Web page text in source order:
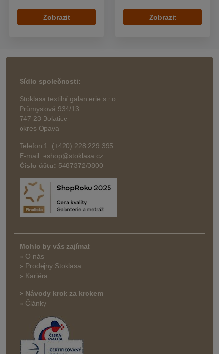
Zobrazit Zobrazit
Sídlo společnosti:
Stoklasa textilní galanterie s.r.o.
Průmyslová 934/13
747 23 Bolatice
okres Opava
Telefon 1: (+420) 228 229 395
E-mail: eshop@stoklasa.cz
Číslo účtu: 5487372/0800
Mohlo by vás zajímat
» O nás
» Prodejny Stoklasa
» Kariéra
» Návody krok za krokem
» Články